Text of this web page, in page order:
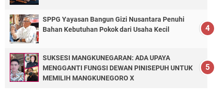
SPPG Yayasan Bangun Gizi Nusantara Penuhi
Bahan Kebutuhan Pokok dari Usaha Kecil
SUKSESI MANGKUNEGARAN: ADA UPAYA
MENGGANTI FUNGSI DEWAN PINISEPUH UNTUK
MEMILIH MANGKUNEGORO X